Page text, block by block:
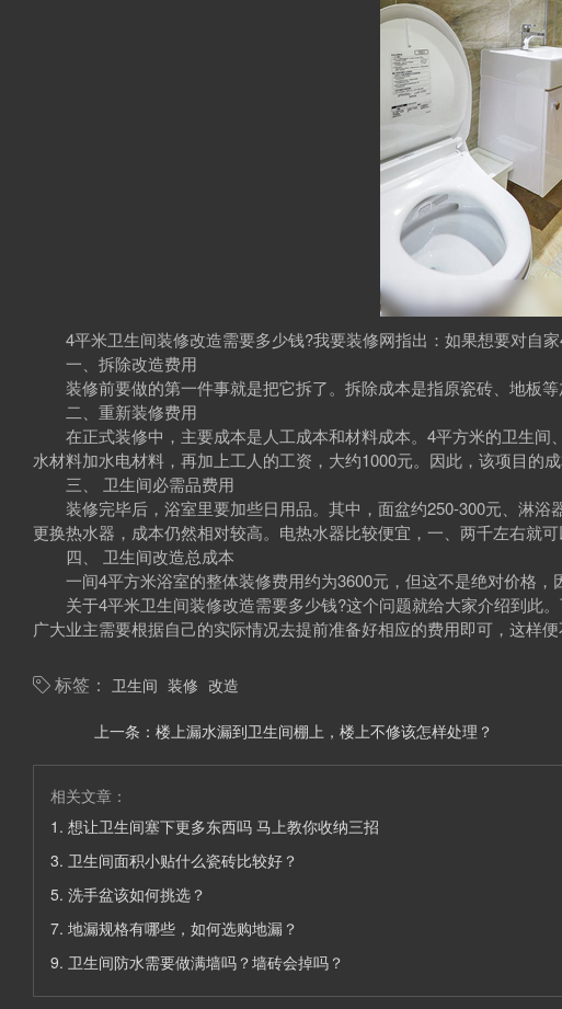
4平米卫生间装修改造需要多少钱?我要装修网指出：如果想要对自家
一、拆除改造费用
装修前要做的第一件事就是把它拆了。拆除成本是指原瓷砖、地板等
二、重新装修费用
在正式装修中，主要成本是人工成本和材料成本。4平方米的卫生间
水材料加水电材料，再加上工人的工资，大约1000元。因此，该项目的成
三、 卫生间必需品费用
装修完毕后，浴室里要加些日用品。其中，面盆约250-300元、淋浴
更换热水器，成本仍然相对较高。电热水器比较便宜，一、两千左右就
四、 卫生间改造总成本
一间4平方米浴室的整体装修费用约为3600元，但这不是绝对价格，
关于4平米卫生间装修改造需要多少钱?这个问题就给大家介绍到此。
广大业主需要根据自己的实际情况去提前准备好相应的费用即可，这样便
标签： 卫生间 装修 改造
上一条：楼上漏水漏到卫生间棚上，楼上不修该怎样处理？
相关文章：
1. 想让卫生间塞下更多东西吗 马上教你收纳三招
3. 卫生间面积小贴什么瓷砖比较好？
5. 洗手盆该如何挑选？
7. 地漏规格有哪些，如何选购地漏？
9. 卫生间防水需要做满墙吗？墙砖会掉吗？